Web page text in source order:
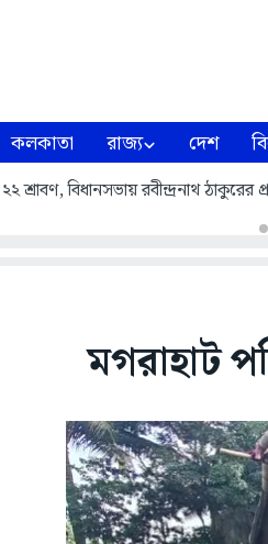
কলকাতা রাজ্য দেশ
শ্রাবণ, বিধানসভায় রবীন্দ্রনাথ ঠাকুরের
মগরাহাট